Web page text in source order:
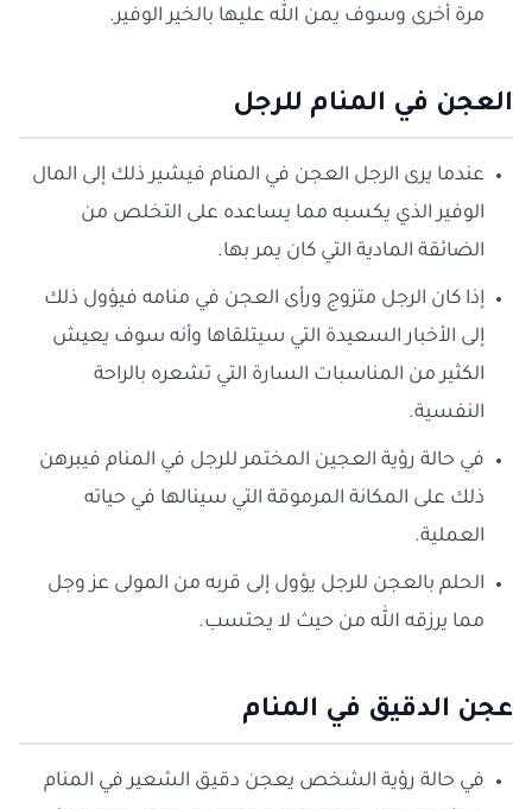
مرة أخرى وسوف يمن الله عليها بالخير الوفير.
العجن في المنام للرجل
عندما يرى الرجل العجن في المنام فيشير ذلك إلى المال
الوفير الذي يكسبه مما يساعده على التخلص من
الضائقة المادية التي كان يمر بها.
إذا كان الرجل متزوج ورأى العجن في منامه فيؤول ذلك
إلى الأخبار السعيدة التي سيتلقاها وأنه سوف يعيش
الكثير من المناسبات السارة التي تشعره بالراحة
النفسية.
في حالة رؤية العجين المختمر للرجل في المنام فيبرهن
ذلك على المكانة المرموقة التي سينالها في حياته
العملية.
الحلم بالعجن للرجل يؤول إلى قربه من المولى عز وجل
مما يرزقه الله من حيث لا يحتسب.
عجن الدقيق في المنام
في حالة رؤية الشخص يعجن دقيق الشعير في المنام